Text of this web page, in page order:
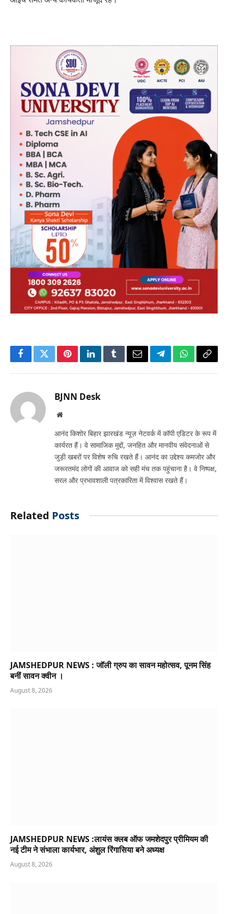
FacebookTwitterPinterestLinkedInTumblrEmailTelegramWhatsApp
Copy
BJNN Desk
Website
आनंद किशोर बिहार झारखंड न्यूज़ नेटवर्क में कॉपी एडिटर के रूप में
कार्यरत हैं। वे सामाजिक मुद्दों, जनहित और मानवीय संवेदनाओं से
जुड़ी खबरों पर विशेष रुचि रखते हैं। आनंद का उद्देश्य कमजोर और
जरूरतमंद लोगों की आवाज को सही मंच तक पहुंचाना है। वे निष्पक्ष,
सरल और प्रभावशाली पत्रकारिता में विश्वास रखते हैं।
Related Posts
JAMSHEDPUR NEWS : जॉली ग्रुप का सावन महोत्सव, पूनम सिंह
बनीं सावन क्वीन ।
August 8, 2026
JAMSHEDPUR NEWS :लायंस क्लब ऑफ जमशेदपुर प्रीमियम की
नई टीम ने संभाला कार्यभार, अंशुल रिंगासिया बने अध्यक्ष
August 8, 2026